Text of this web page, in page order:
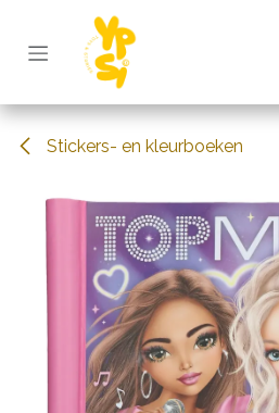
Overslaan naar inhoud
Stickers- en kleurboeken